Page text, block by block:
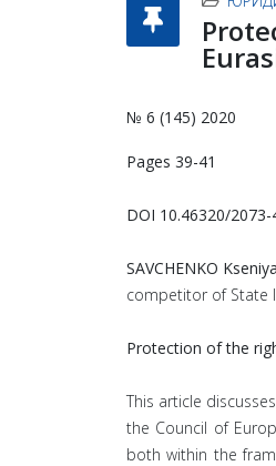
№ 6 (145) 2020
Pages 39-41
DOI 10.46320/
SAVCHENKO
competitor of State
Protection of the
This article
the Council of
both within the